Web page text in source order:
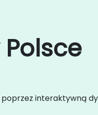
interaktywną